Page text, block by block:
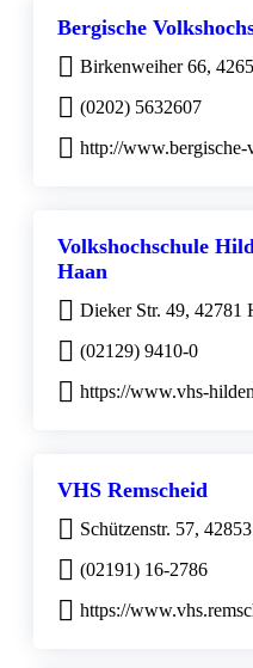
Bergische
Birkenweiher 66,
(0202) 5632607
http://www.bergische-
Volkshochschule
Haan
Dieker Str. 49, 42781
(02129) 9410-0
https://www.vhs-
VHS Remscheid
Schützenstr. 57,
(02191) 16-2786
https://